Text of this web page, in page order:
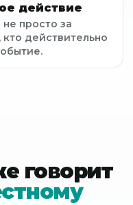
действие
просто за
кто действительно
говорит